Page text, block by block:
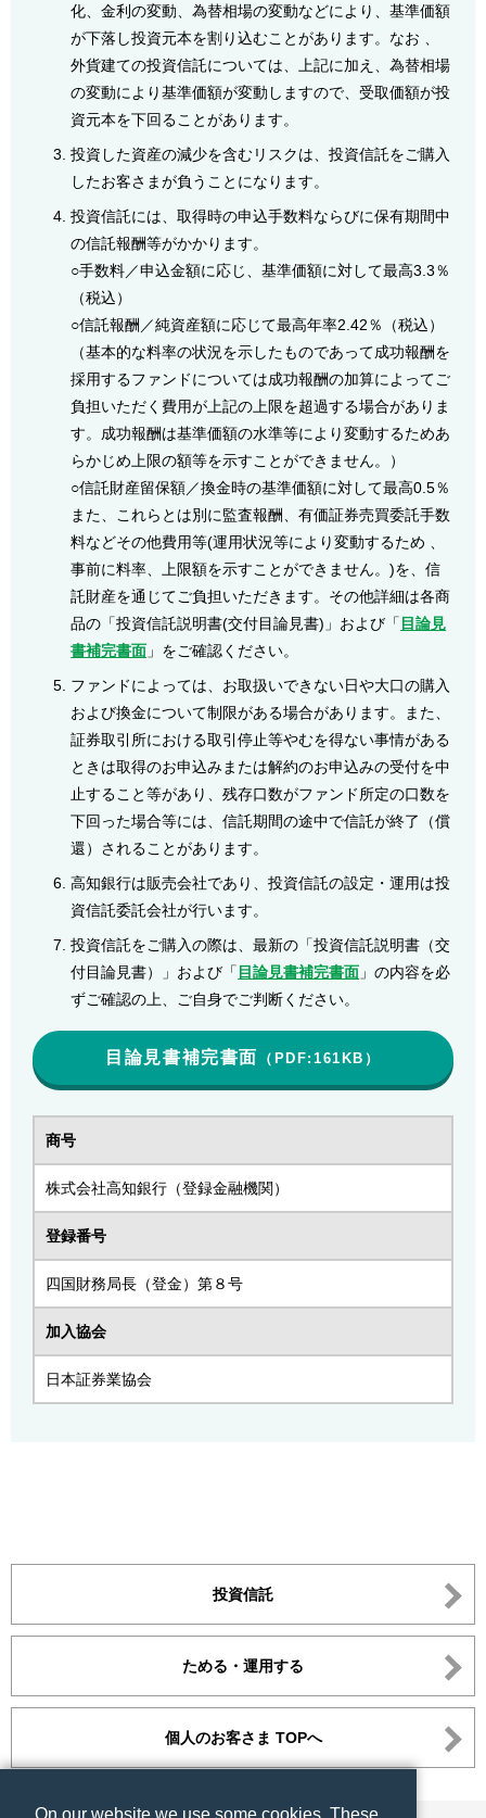
化、金利の変動、為替相場の変動などにより、基準価額
が下落し投資元本を割り込むことがあります。なお 、
外貨建ての投資信託については、上記に加え、為替相場
の変動により基準価額が変動しますので、受取価額が投
資元本を下回ることがあります。
投資した資産の減少を含むリスクは、投資信託をご購入
したお客さまが負うことになります。
投資信託には、取得時の申込手数料ならびに保有期間中
の信託報酬等がかかります。
○手数料／申込金額に応じ、基準価額に対して最高3.3％
（税込）
○信託報酬／純資産額に応じて最高年率2.42％（税込）
（基本的な料率の状況を示したものであって成功報酬を
採用するファンドについては成功報酬の加算によってご
負担いただく費用が上記の上限を超過する場合がありま
す。成功報酬は基準価額の水準等により変動するためあ
らかじめ上限の額等を示すことができません。）
○信託財産留保額／換金時の基準価額に対して最高0.5％
また、これらとは別に監査報酬、有価証券売買委託手数
料などその他費用等(運用状況等により変動するため 、
事前に料率、上限額を示すことができません。)を、信
託財産を通じてご負担いただきます。その他詳細は各商
品の「投資信託説明書(交付目論見書)」および「 目論見
書補完書面 」をご確認ください。
ファンドによっては、お取扱いできない日や大口の購入
および換金について制限がある場合があります。また、
証券取引所における取引停止等やむを得ない事情がある
ときは取得のお申込みまたは解約のお申込みの受付を中
止すること等があり、残存口数がファンド所定の口数を
下回った場合等には、信託期間の途中で信託が終了（償
還）されることがあります。
高知銀行は販売会社であり、投資信託の設定・運用は投
資信託委託会社が行います。
投資信託をご購入の際は、最新の「投資信託説明書（交
付目論見書）」および「 目論見書補完書面 」の内容を必
ずご確認の上、ご自身でご判断ください。
目論見書補完書面 （PDF:161KB）
商号
株式会社高知銀行（登録金融機関）
登録番号
四国財務局長（登金）第８号
加入協会
日本証券業協会
投資信託
ためる・運用する
個人のお客さま TOPへ